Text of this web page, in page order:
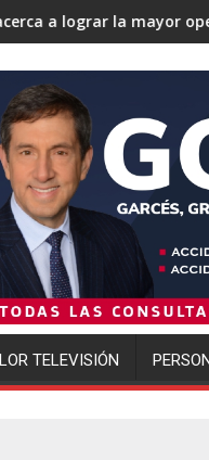
operación de
TELEVISIÓN